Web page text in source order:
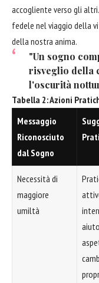
accogliente verso gli
fedele nel viaggio della
della nostra anima.
"Un sogno
risveglio della
l'oscurità
Tabella 2: Azioni
Messaggio
Riconosciuto
dal Sogno
Necessità di
maggiore
umiltà